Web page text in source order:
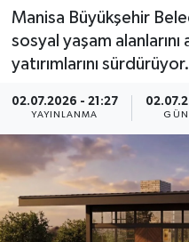
Manisa Büyükşehir
sosyal yaşam
yatırımlarını sürdürüyor.
02.07.2026 - 21:27
YAYINLANMA